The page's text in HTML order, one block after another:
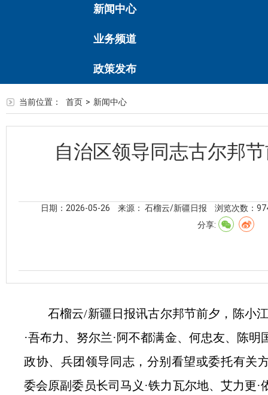
新闻中心
业务频道
政策发布
当前位置： 首页 > 新闻中心
自治区领导同志古尔邦
日期：2026-05-26 来源： 石榴云/新疆日报 浏览次数：
分享:
石榴云/新疆日报讯古尔邦节前夕，陈小
·吾布力、努尔兰·阿不都满金、何忠友、陈
政协、兵团领导同志，分别看望或委托有关
委会原副委员长司马义·铁力瓦尔地、艾力更